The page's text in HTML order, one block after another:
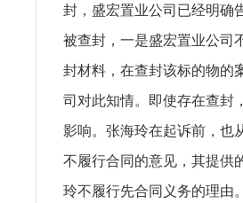
封，盛宏置业公司已经明确
被查封，一是盛宏置业公司
封材料，在查封该标的物的
司对此知情。即使存在查封
影响。张海玲在起诉前，也
不履行合同的意见，其提供
玲不履行先合同义务的理由